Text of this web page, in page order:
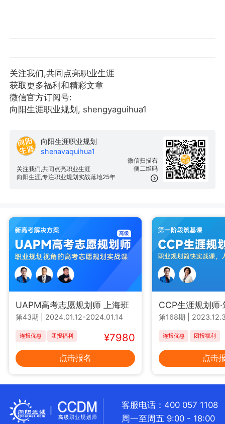
关注我们,共同点亮职业生涯
获取更多福利和精彩文章
微信官方订阅号:
向阳生涯职业规划, shengyaguihua1
微信扫描右
侧二维码
向阳生涯职业规划
shenavaquihua1
关注我们,共同点亮职业生涯
向阳生涯,专注职业规划实战落地25年
UAPM高考志愿规划师 上海班
第43期 2024.01.12-2024.01.14
连报优惠 团报福利 ¥7980
点击报名
CCP生涯规划师
第168期
连报优惠 团报福利
点击
客服电话：400 057 1108
周一至周五 9:00 - 18:00